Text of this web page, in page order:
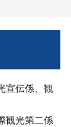
宣伝係、観
観光第二係